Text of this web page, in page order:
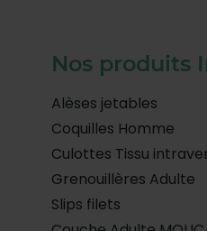
Nos produits
Alèses jetables
Coquilles Homme
Culottes Tissu
Grenouillères Adulte
Slips filets